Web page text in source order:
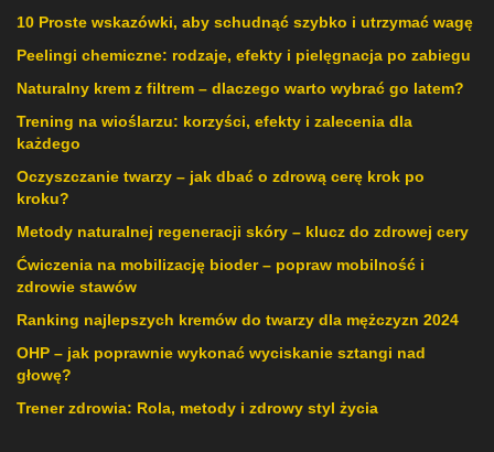
10 Proste wskazówki, aby schudnąć szybko i utrzymać wagę
Peelingi chemiczne: rodzaje, efekty i pielęgnacja po zabiegu
Naturalny krem z filtrem – dlaczego warto wybrać go latem?
Trening na wioślarzu: korzyści, efekty i zalecenia dla
każdego
Oczyszczanie twarzy – jak dbać o zdrową cerę krok po
kroku?
Metody naturalnej regeneracji skóry – klucz do zdrowej cery
Ćwiczenia na mobilizację bioder – popraw mobilność i
zdrowie stawów
Ranking najlepszych kremów do twarzy dla mężczyzn 2024
OHP – jak poprawnie wykonać wyciskanie sztangi nad
głowę?
Trener zdrowia: Rola, metody i zdrowy styl życia